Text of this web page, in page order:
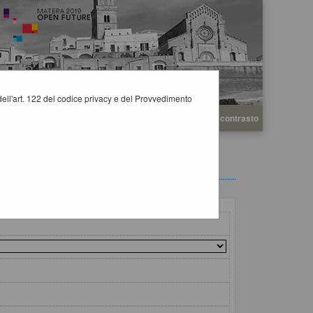
Alto contrasto
122 del codice privacy e del Provvedimento